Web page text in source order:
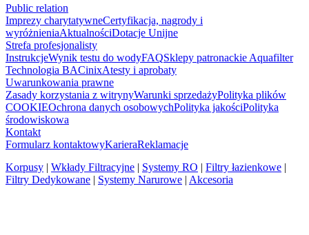
Public relation
Imprezy charytatywneCertyfikacja, nagrody i
wyróżnieniaAktualnościDotacje Unijne
Strefa profesjonalisty
InstrukcjeWynik testu do wodyFAQSklepy patronackie Aquafilter
Technologia BACinixAtesty i aprobaty
Uwarunkowania prawne
Zasady korzystania z witrynyWarunki sprzedażyPolityka plików
COOKIEOchrona danych osobowychPolityka jakościPolityka
środowiskowa
Kontakt
Formularz kontaktowyKarieraReklamacje
Korpusy | Wkłady Filtracyjne | Systemy RO | Filtry łazienkowe |
Filtry Dedykowane | Systemy Narurowe | Akcesoria